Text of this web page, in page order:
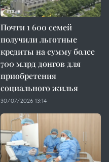
Почти 1 600 семей
получили льготные
кредиты на сумму более
700 млрд донгов для
приобретения
социального жилья
30/07/2026 13:14